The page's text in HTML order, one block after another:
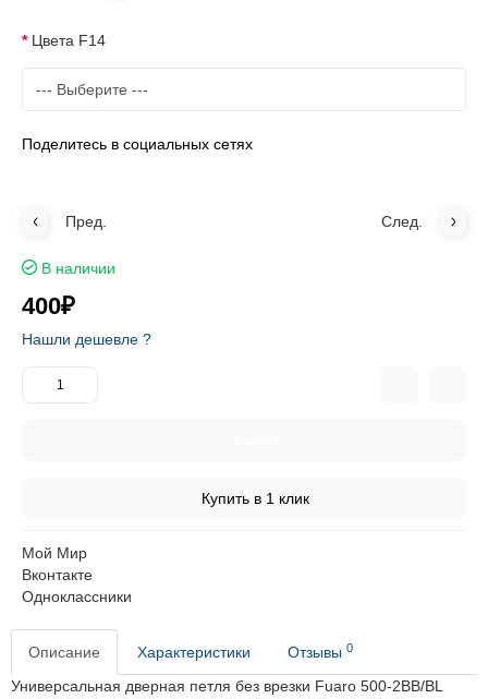
Цвета F14
Поделитесь в социальных сетях
Пред. След.
В наличии
400₽
Нашли дешевле ?
Купить в 1 клик
Мой Мир
Вконтакте
Одноклассники
Описание Характеристики Отзывы 0
Универсальная дверная петля без врезки Fuaro 500-2BB/BL